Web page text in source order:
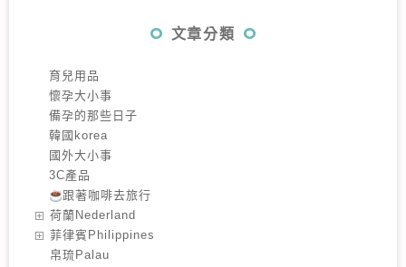
文章分類
育兒用品
懷孕大小事
備孕的那些日子
韓國korea
國外大小事
3C產品
跟著咖啡去旅行
️荷蘭Nederland
️菲律賓Philippines
️帛琉Palau